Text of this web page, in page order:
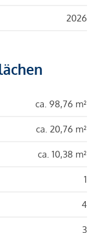
2026
ca. 98,76 m²
ca. 20,76 m²
ca. 10,38 m²
1
4
3